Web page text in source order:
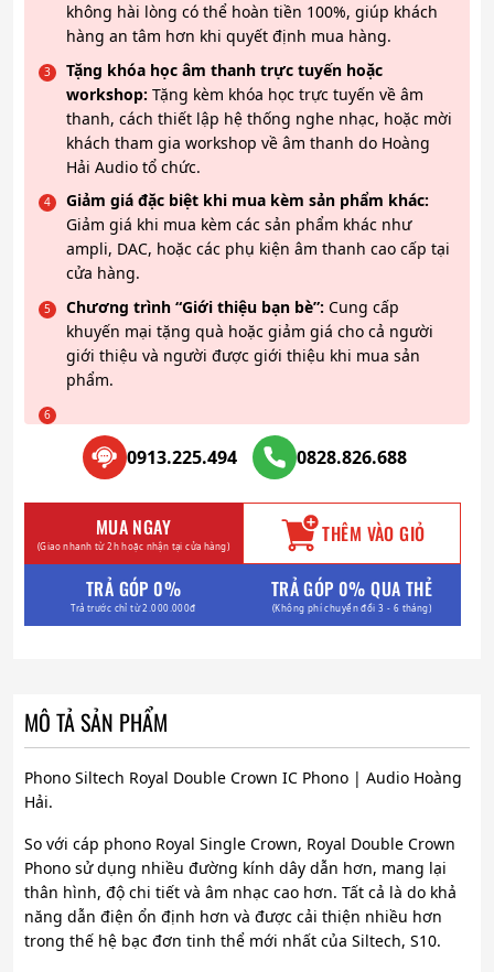
không hài lòng có thể hoàn tiền 100%, giúp khách
hàng an tâm hơn khi quyết định mua hàng.
Tặng khóa học âm thanh trực tuyến hoặc
workshop: Tặng kèm khóa học trực tuyến về âm
thanh, cách thiết lập hệ thống nghe nhạc, hoặc mời
khách tham gia workshop về âm thanh do Hoàng
Hải Audio tổ chức.
Giảm giá đặc biệt khi mua kèm sản phẩm khác:
Giảm giá khi mua kèm các sản phẩm khác như
ampli, DAC, hoặc các phụ kiện âm thanh cao cấp tại
cửa hàng.
Chương trình “Giới thiệu bạn bè”: Cung cấp
khuyến mại tặng quà hoặc giảm giá cho cả người
giới thiệu và người được giới thiệu khi mua sản
phẩm.
0913.225.494 0828.826.688
MUA NGAY
(Giao nhanh từ 2h hoặc nhận tại cửa hàng) THÊM VÀO GIỎ
TRẢ GÓP 0%
Trả trước chỉ từ 2.000.000đ
TRẢ GÓP 0% QUA THẺ
(Không phí chuyển đổi 3 - 6 tháng)
MÔ TẢ SẢN PHẨM
Phono Siltech Royal Double Crown IC Phono | Audio Hoàng
Hải.
So với cáp phono Royal Single Crown, Royal Double Crown
Phono sử dụng nhiều đường kính dây dẫn hơn, mang lại
thân hình, độ chi tiết và âm nhạc cao hơn. Tất cả là do khả
năng dẫn điện ổn định hơn và được cải thiện nhiều hơn
trong thế hệ bạc đơn tinh thể mới nhất của Siltech, S10.